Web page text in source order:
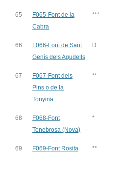
65
F065-Font de la
Cabra
***
66
F066-Font de Sant
Genís dels Agudells
D
67
F067-Font dels
Pins o de la
Tonyina
**
68
F068-Font
Tenebrosa (Nova)
*
69 F069-Font Rosita **